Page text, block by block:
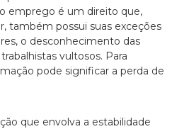
emprego é um direito que,
também possui suas exceções
o desconhecimento das
vultosos. Para
pode significar a perda de
que envolva a estabilidade